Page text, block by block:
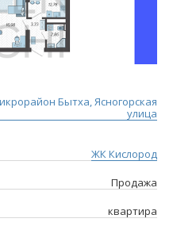
Бытха, Ясногорская
улица
ЖК Кислород
Продажа
квартира